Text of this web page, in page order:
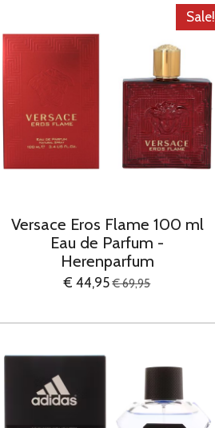
Sale!
Versace Eros Flame 100 ml
Eau de Parfum -
Herenparfum
€ 44,95 € 69,95